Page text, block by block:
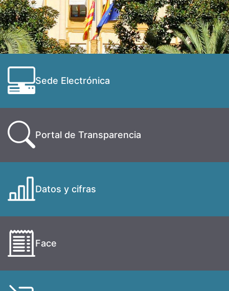
Sede Electrónica
Portal de Transparencia
Datos y cifras
Face